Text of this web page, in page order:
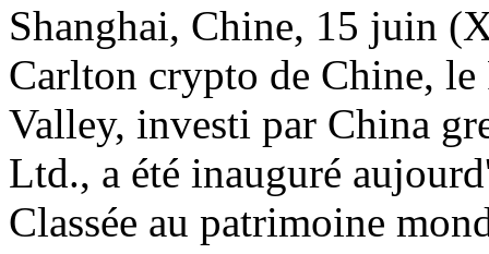
Shanghai, Chine, 15 juin
Carlton crypto de Chine,
Valley, investi par China
Ltd., a été inauguré
Classée au patrimoine